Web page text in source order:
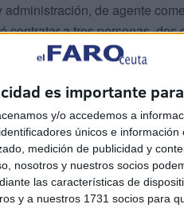
es importante
y/o accedemos a
únicos e
medición de publicidad y
nosotros y nuestros socios
las características de
y a nuestros 1731 socios para
de agente
contratar a tres personas, dos
(un docente de informática).
los 50.000 euros, pero
talleres en el ámbito digital
irán a adquirir 250
ofrecerles desayunos o